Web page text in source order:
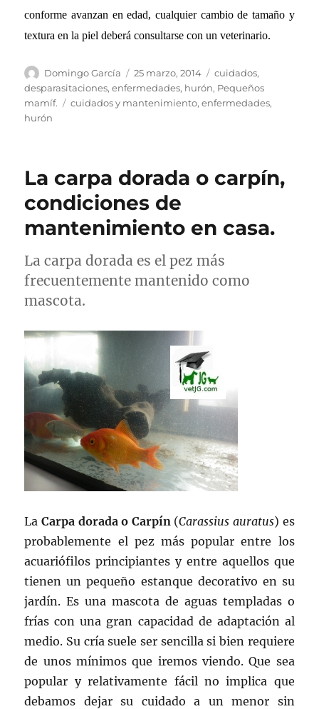
conforme avanzan en edad, cualquier cambio de tamaño y
textura en la piel deberá consultarse con un veterinario.
Autor
Domingo García
Publicado
el
25 marzo, 2014 Categorías
cuidados,
desparasitaciones,enfermedades, hurón, Pequeños
mamíf.
Etiquetas
cuidados y mantenimiento,enfermedades,
hurón
La carpa dorada o carpín,
condiciones de
mantenimiento en casa.
La carpa dorada es el pez más
frecuentemente mantenido como
mascota.
LaCarpa dorada o Carpín (Carassius auratus) es
probablemente el pez más popular entre los
acuariófilos principiantes y entre aquellos que
tienen un pequeño estanque decorativo en su
jardín. Es una mascota de aguas templadas o
frías con una gran capacidad de adaptación al
medio. Su cría suele ser sencilla si bien requiere
de unos mínimos que iremos viendo. Que sea
popular y relativamente fácil no implica que
debamos dejar su cuidado a un menor sin